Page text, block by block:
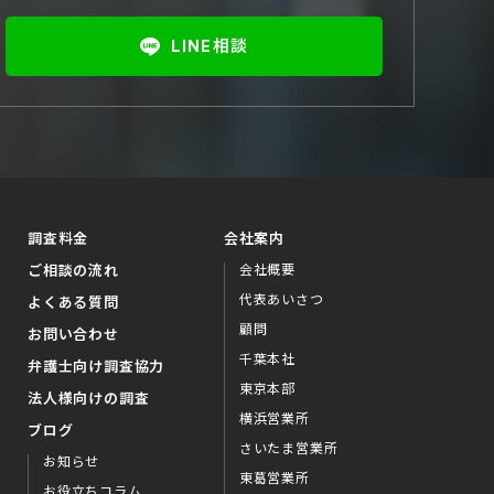
LINE相談
調査料金
ご相談の流れ
よくある質問
お問い合わせ
弁護⼠向け調査協⼒
法⼈様向けの調査
ブログ
お知らせ
会社案内
会社概要
代表あいさつ
顧問
千葉本社
東京本部
横浜営業所
さいたま営業所
東葛営業所